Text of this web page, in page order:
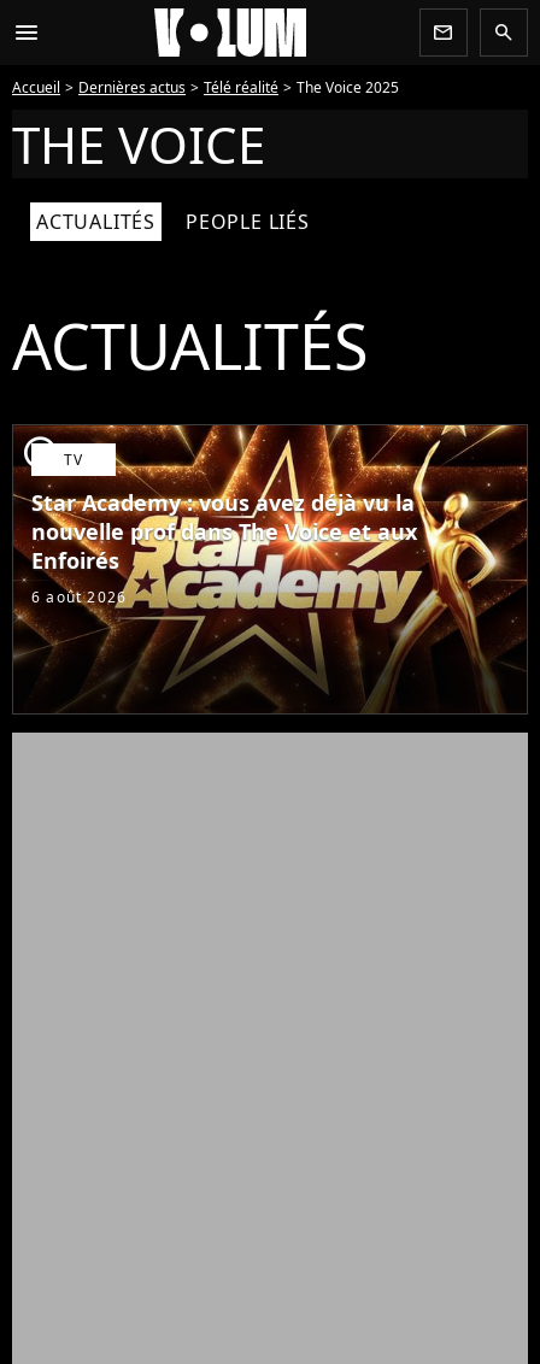
menu newsletter search
Accueil Dernières actus Télé réalité The Voice 2025
THE VOICE
ACTUALITÉS PEOPLE LIÉS
ACTUALITÉS
player2 TV
Star Academy : vous avez déjà vu la
nouvelle prof dans The Voice et aux
Enfoirés
6 août 2026